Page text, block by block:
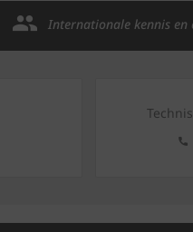
Internationale kennis en